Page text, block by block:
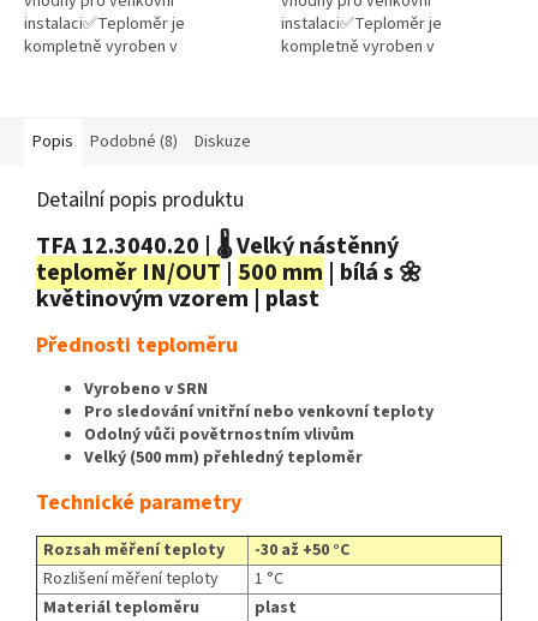
instalaci✅Teploměr je
kompletně vyroben v
mm)...
instalaci✅Teploměr je
kompletně vyroben v
Popis Podobné (8) Diskuze
Detailní popis produktu
TFA 12.3040.20 | 🌡️ Velký nástěnný
teploměr IN/OUT | 500 mm | bílá s 🌼
květinovým vzorem | plast
Přednosti teploměru
Vyrobeno v SRN
Pro sledování vnitřní nebo venkovní teploty
Odolný vůči povětrnostním vlivům
Velký (500 mm) přehledný teploměr
Technické parametry
Rozsah měření teploty
-30 až +50 °C
Rozlišení měření teploty
1 °C
Materiál teploměru
plast